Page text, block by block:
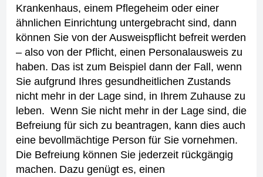
Krankenhaus, einem Pflegeheim oder einer
ähnlichen Einrichtung untergebracht sind, dann
können Sie von der Ausweispflicht befreit werden
– also von der Pflicht, einen Personalausweis zu
haben. Das ist zum Beispiel dann der Fall, wenn
Sie aufgrund Ihres gesundheitlichen Zustands
nicht mehr in der Lage sind, in Ihrem Zuhause zu
leben.Wenn Sie nicht mehr in der Lage sind, die
Befreiung für sich zu beantragen, kann dies auch
eine bevollmächtige Person für Sie vornehmen.
Die Befreiung können Sie jederzeit rückgängig
machen. Dazu genügt es, einen